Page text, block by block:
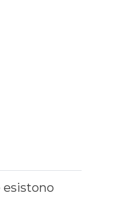
esistono